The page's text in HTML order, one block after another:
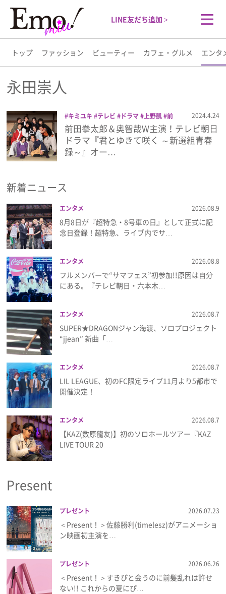
LINE友だち追加 >
トップ ファッション ビューティー カフェ・グルメ エンタ
トップ
ファッション
ビューティー
カフェ・グルメ
エンタメ
ライフスタイル
プレゼント
インタビュー
フィルム
Emoメン
ランキング
Emo!miuとは？
免責事項
プライバシーポリシー
利用規約
お問い合わせ
永田崇人
キミユキ テレビ ドラマ 上野凱 前
田拳太郎 君とゆきて咲く ～新選組青春
録～ 奥智哉 庄司浩平 杢代和人
柊太
朗 永田崇人 羽谷勝太 藤岡真威人
配
信リリース
阪本奨悟
2024.4.24
前田拳太郎＆奥智哉W主演！テレビ朝日
ドラマ『君とゆきて咲く ～新選組青春
録～』オー…
新着ニュース
エンタメ 2026.08.9
8月8日が『超特急・8号車の日』として正式に記
念日登録！超特急、ライブ内でサ…
エンタメ 2026.08.8
フルメンバーで“サマフェス”初参加!!原因は自分
にある。『テレビ朝日・六本木…
エンタメ 2026.08.7
SUPER★DRAGONジャン海渡、ソロプロジェクト
“jjean” 新曲「…
エンタメ 2026.08.7
LIL LEAGUE、初のFC限定ライブ11月より5都市で
開催決定！
エンタメ 2026.08.7
【KAZ(数原龍友)】初のソロホールツアー『KAZ
LIVE TOUR 20…
Present
プレゼント 2026.07.23
＜Present！＞佐藤勝利(timelesz)がアニメーショ
ン映画初主演を…
プレゼント 2026.06.26
＜Present！＞すきぴと会うのに前髪乱れは許せ
ない!! これからの夏にぴ…